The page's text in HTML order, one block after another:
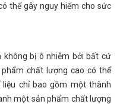
thể gây nguy hiểm cho sức
không bị ô nhiễm bởi bất cứ
chất lượng cao có thể
chỉ bao gồm một thành
một sản phẩm chất lượng